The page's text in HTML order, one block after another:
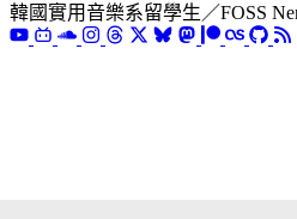
韓國實用音樂系留學生／FOSS